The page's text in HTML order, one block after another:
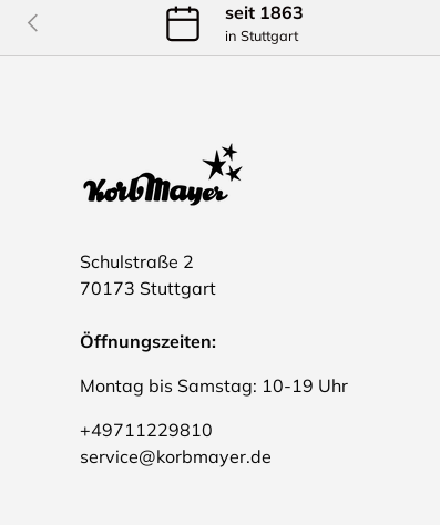
Vorherige seit 1863
in Stuttgart
Schulstraße 2
70173 Stuttgart
Öffnungszeiten:
Montag bis Samstag: 10-19 Uhr
+49711229810
service@korbmayer.de